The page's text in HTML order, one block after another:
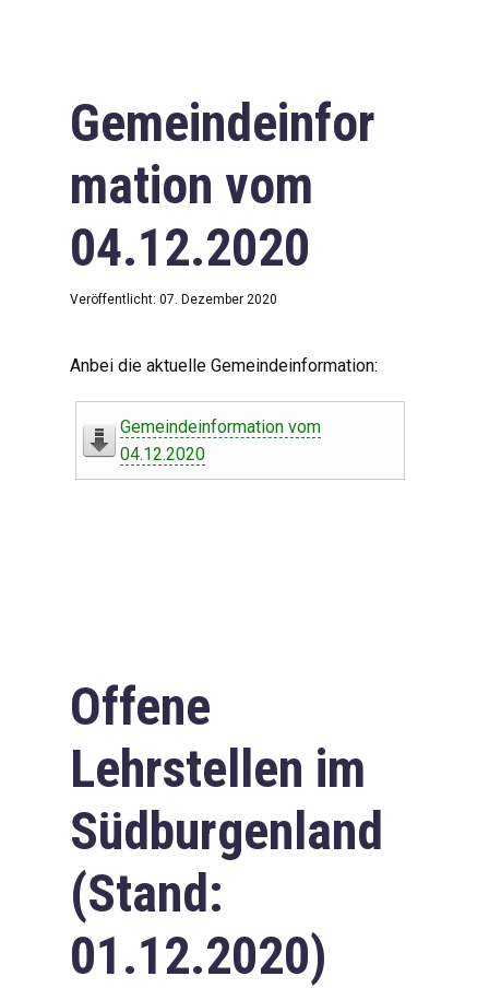
Gemeindeinfor
mation vom
04.12.2020
Veröffentlicht: 07. Dezember 2020
Anbei die aktuelle Gemeindeinformation:
Gemeindeinformation vom
04.12.2020
Offene
Lehrstellen im
Südburgenland
(Stand:
01.12.2020)